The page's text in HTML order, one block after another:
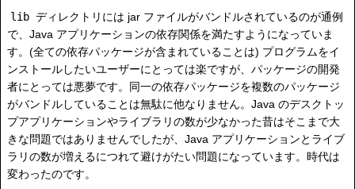
lib ディレクトリには jar ファイルがバンドルされているのが通例
で、Java アプリケーションの依存関係を満たすようになっていま
す。(全ての依存パッケージが含まれていることは) プログラムをイ
ンストールしたいユーザーにとっては楽ですが、パッケージの開発
者にとっては悪夢です。同一の依存パッケージを複数のパッケージ
がバンドルしていることは無駄に他なりません。Java のデスクトッ
プアプリケーションやライブラリの数が少なかった昔はそこまで大
きな問題ではありませんでしたが、Java アプリケーションとライブ
ラリの数が増えるにつれて避けがたい問題になっています。時代は
変わったのです。